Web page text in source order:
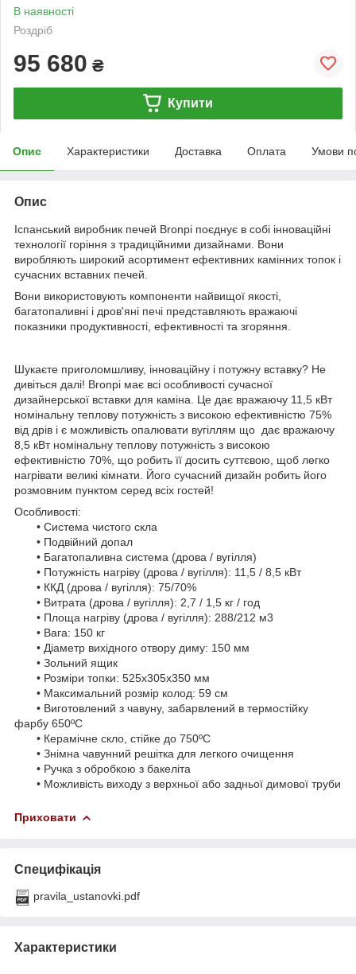
В наявності
Роздріб
95 680 ₴
Купити
Опис Характеристики Доставка Оплата Умови
Опис
Іспанський виробник печей Bronpi поєднує в собі інноваційні
технології горіння з традиційними дизайнами. Вони
виробляють широкий асортимент ефективних камінних топок і
сучасних вставних печей.
Вони використовують компоненти найвищої якості,
багатопаливні і дров'яні печі представляють вражаючі
показники продуктивності, ефективності та згоряння.
Шукаєте приголомшливу, інноваційну і потужну вставку? Не
дивіться далі! Bronpi має всі особливості сучасної
дизайнерської вставки для каміна. Це дає вражаючу 11,5 кВт
номінальну теплову потужність з високою ефективністю 75%
від дрів і є можливість опалювати вугіллям що дає вражаючу
8,5 кВт номінальну теплову потужність з високою
ефективністю 70%, що робить її досить суттєвою, щоб легко
нагрівати великі кімнати. Його сучасний дизайн робить його
розмовним пунктом серед всіх гостей!
Особливості:
• Система чистого скла
• Подвійний допал
• Багатопаливна система (дрова / вугілля)
• Потужність нагріву (дрова / вугілля): 11,5 / 8,5 кВт
• ККД (дрова / вугілля): 75/70%
• Витрата (дрова / вугілля): 2,7 / 1,5 кг / год
• Площа нагріву (дрова / вугілля): 288/212 м3
• Вага: 150 кг
• Діаметр вихідного отвору диму: 150 мм
• Зольний ящик
• Розміри топки: 525x305x350 мм
• Максимальний розмір колод: 59 см
• Виготовлений з чавуну, забарвлений в термостійку
фарбу 650ºC
• Керамічне скло, стійке до 750ºC
• Знімна чавунний решітка для легкого очищення
• Ручка з обробкою з бакеліта
• Можливість виходу з верхньої або задньої димової труби
Приховати
Специфікація
pravila_ustanovki.pdf
Характеристики